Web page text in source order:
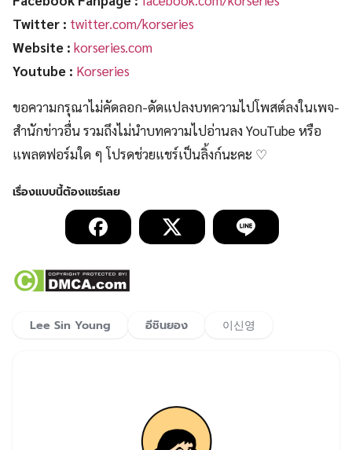
Twitter : twitter.com/korseries
Website : korseries.com
Youtube : Korseries
ขอความกรุณาไม่คัดลอก-ดัดแปลงบทความไปโพสต์ลงในเพจ-
สำนักข่าวอื่น รวมถึงไม่นำบทความไปอ่านลง YouTube หรือ
แพลตฟอร์มใด ๆ โปรดช่วยแชร์เป็นลิ้งก์นะคะ ♡
Lee Sin Young อีชินยอง 이신영